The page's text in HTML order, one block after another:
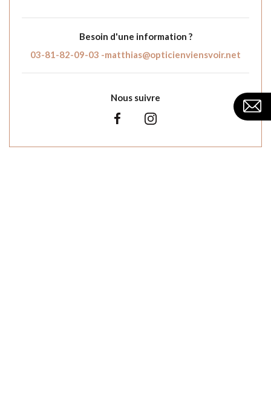
Besoin d'une information ?
03-81-82-09-03 -matthias@opticienviensvoir.net
Nous suivre